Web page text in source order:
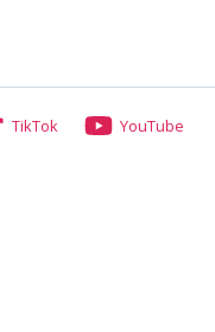
TikTok YouTube